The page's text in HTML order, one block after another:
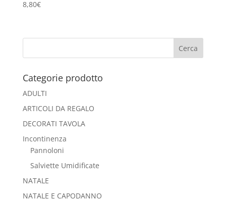
8,80€
Categorie prodotto
ADULTI
ARTICOLI DA REGALO
DECORATI TAVOLA
Incontinenza
Pannoloni
Salviette Umidificate
NATALE
NATALE E CAPODANNO